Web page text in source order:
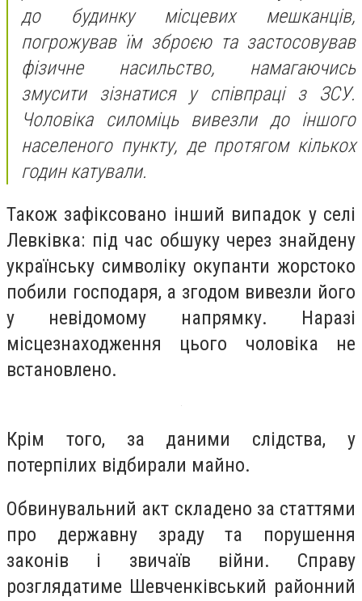
до будинку місцевих мешканців,
погрожував їм зброєю та застосовував
фізичне насильство, намагаючись
змусити зізнатися у співпраці з ЗСУ.
Чоловіка силоміць вивезли до іншого
населеного пункту, де протягом кількох
годин катували.
Також зафіксовано інший випадок у селі
Левківка: під час обшуку через знайдену
українську символіку окупанти жорстоко
побили господаря, а згодом вивезли його
у невідомому напрямку. Наразі
місцезнаходження цього чоловіка не
встановлено.
Крім того, за даними слідства, у
потерпілих відбирали майно.
Обвинувальний акт складено за статтями
про державну зраду та порушення
законів і звичаїв війни. Справу
розглядатиме Шевченківський районний